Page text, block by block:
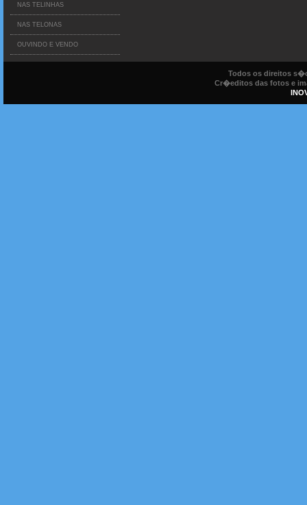
NAS TELINHAS
NAS TELONAS
OUVINDO E VENDO
Todos os direitos
Cr�editos das fotos e